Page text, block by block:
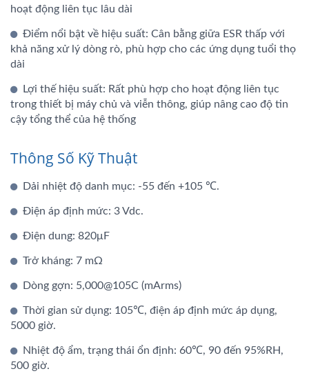
hoạt động liên tục lâu dài
Điểm nổi bật về hiệu suất: Cân bằng giữa ESR thấp với
khả năng xử lý dòng rò, phù hợp cho các ứng dụng tuổi thọ
dài
Lợi thế hiệu suất: Rất phù hợp cho hoạt động liên tục
trong thiết bị máy chủ và viễn thông, giúp nâng cao độ tin
cậy tổng thể của hệ thống
Thông Số Kỹ Thuật
Dải nhiệt độ danh mục: -55 đến +105 ℃.
Điện áp định mức: 3 Vdc.
Điện dung: 820μF
Trở kháng: 7 mΩ
Dòng gợn: 5,000@105C (mArms)
Thời gian sử dụng: 105℃, điện áp định mức áp dụng,
5000 giờ.
Nhiệt độ ẩm, trạng thái ổn định: 60℃, 90 đến 95%RH,
500 giờ.